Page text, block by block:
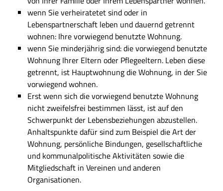
wenn Sie verheiratetet sind oder in
Lebenspartnerschaft leben und dauernd getrennt
wohnen: Ihre vorwiegend benutzte Wohnung.
wenn Sie minderjährig sind: die vorwiegend benutzte
Wohnung Ihrer Eltern oder Pflegeeltern. Leben diese
getrennt, ist Hauptwohnung die Wohnung, in der Sie
vorwiegend wohnen.
Erst wenn sich die vorwiegend benutzte Wohnung
nicht zweifelsfrei bestimmen lässt, ist auf den
Schwerpunkt der Lebensbeziehungen abzustellen.
Anhaltspunkte dafür sind zum Beispiel die Art der
Wohnung, persönliche Bindungen, gesellschaftliche
und kommunalpolitische Aktivitäten sowie die
Mitgliedschaft in Vereinen und anderen
Organisationen.